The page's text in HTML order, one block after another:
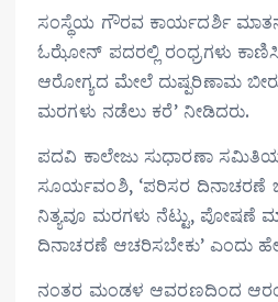
ಸಂಸ್ಥೆಯ ಗೌರವ ಕಾರ್ಯದರ್ಶಿ
ಓಝೋನ್ ಪದರಲ್ಲಿ ರಂಧ್ರಗಳು
ಆರೋಗ್ಯದ ಮೇಲೆ ದುಷ್ಪರಿಣಾಮ
ಮರಗಳು ನಡೆಲು ಕರೆ’ ನೀಡಿದರು.
ಪದವಿ ಕಾಲೇಜು ಸುಧಾರಣಾ ಸಮಿತಿಯ
ಸೂರ್ಯವಂಶಿ, ‘ಪರಿಸರ ದಿನಾಚರಣೆ
ನಿತ್ಯವೂ ಮರಗಳು ನೆಟ್ಟು, ಪೋಷಣೆ
ದಿನಾಚರಣೆ ಆಚರಿಸಬೇಕು’ ಎಂದು
ನಂತರ ಮಂಡಳ ಆವರಣದಿಂದ